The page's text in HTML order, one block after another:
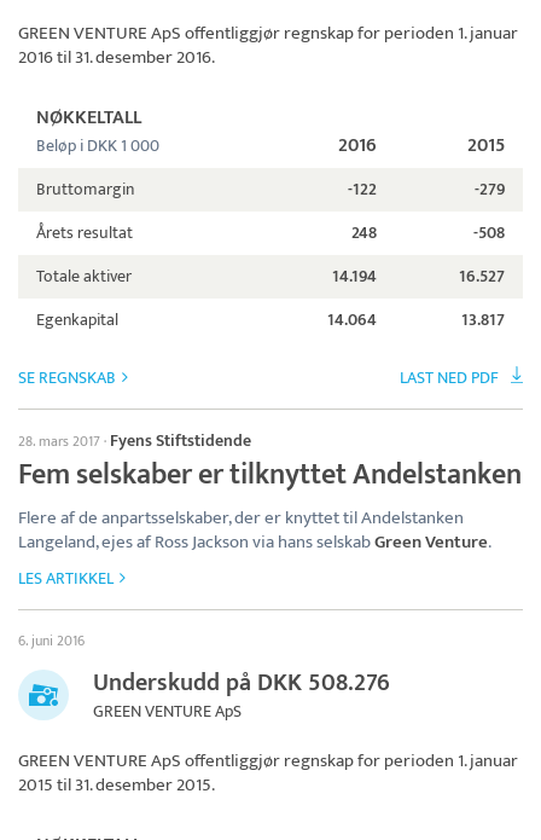
GREEN VENTURE ApSoffentliggjør regnskap for perioden 1. januar
2016 til 31. desember 2016.
NØKKELTALL
Beløp i DKK 1 000 2016 2015
Bruttomargin -122
-279
Årets resultat
248
-508
Totale aktiver
14.194
16.527
Egenkapital
14.064 13.817
SE REGNSKAB LAST NED PDF
28. mars 2017· Fyens Stiftstidende
Fem selskaber er tilknyttet Andelstanken
Flere af de anpartsselskaber, der er knyttet til Andelstanken
Langeland, ejes af Ross Jackson via hans selskabGreen Venture.
LES ARTIKKEL
6. juni 2016
Underskudd på DKK 508.276
GREEN VENTURE ApS
GREEN VENTURE ApSoffentliggjør regnskap for perioden 1. januar
2015 til 31. desember 2015.